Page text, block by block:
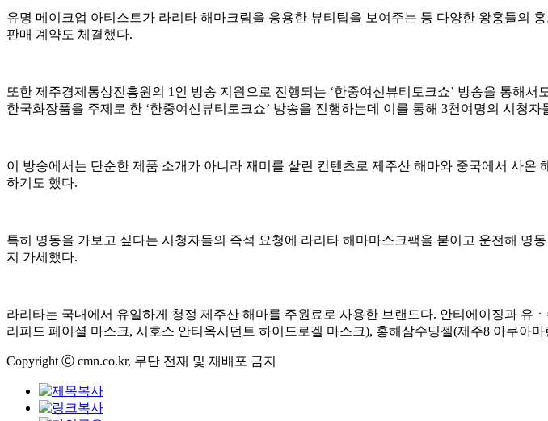
유명 메이크업 아티스트가 라리타 해마크림을 응용한 뷰티팁을 보여주는 등 다양한 왕홍들의
판매 계약도 체결했다.
또한 제주경제통상진흥원의 1인 방송 지원으로 진행되는 ‘한중여신뷰티토크쇼’ 방송을 통해
한국화장품을 주제로 한 ‘한중여신뷰티토크쇼’ 방송을 진행하는데 이를 통해 3천여명의 시청자
이 방송에서는 단순한 제품 소개가 아니라 재미를 살린 컨텐츠로 제주산 해마와 중국에서 사
하기도 했다.
특히 명동을 가보고 싶다는 시청자들의 즉석 요청에 라리타 해마마스크팩을 붙이고 운전해
지 가세했다.
라리타는 국내에서 유일하게 청정 제주산 해마를 주원료로 사용한 브랜드다. 안티에이징과
리피드 페이셜 마스크, 시호스 안티옥시던트 하이드로겔 마스크), 홍해삼수딩젤(제주8 아쿠아
Copyright ⓒ cmn.co.kr, 무단 전재 및 재배포 금지